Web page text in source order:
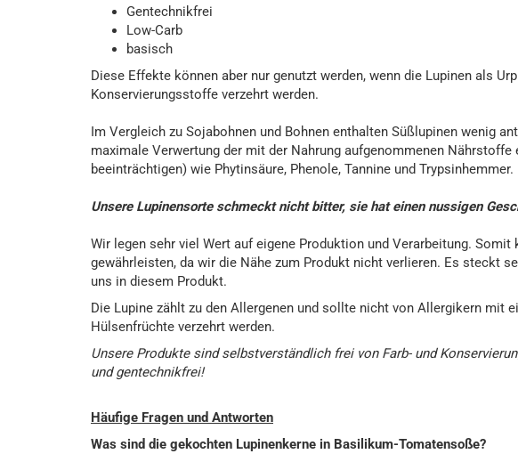
Gentechnikfrei
Low-Carb
basisch
Diese Effekte können aber nur genutzt werden, wenn die Lupinen als
Konservierungsstoffe verzehrt werden.
Im Vergleich zu Sojabohnen und Bohnen enthalten Süßlupinen wenig
maximale Verwertung der mit der Nahrung aufgenommenen Nährstoffe
beeinträchtigen) wie Phytinsäure, Phenole, Tannine und Trypsinhemmer.
Unsere Lupinensorte schmeckt nicht bitter, sie hat einen nussigen
Wir legen sehr viel Wert auf eigene Produktion und Verarbeitung. Somit
gewährleisten, da wir die Nähe zum Produkt nicht verlieren. Es steckt
uns in diesem Produkt.
Die Lupine zählt zu den Allergenen und sollte nicht von Allergikern mit
Hülsenfrüchte verzehrt werden.
Unsere Produkte sind selbstverständlich frei von Farb- und
und gentechnikfrei!
Häufige Fragen und Antworten
Was sind die gekochten Lupinenkerne in Basilikum-Tomatensoße?